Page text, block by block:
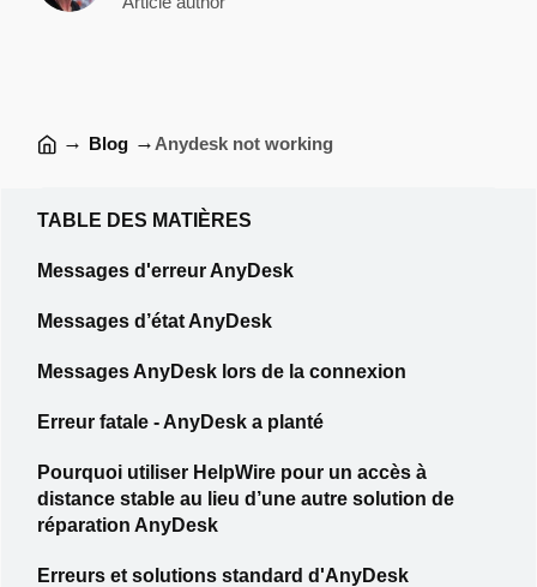
→ Blog → Anydesk not working
TABLE DES MATIÈRES
Messages d'erreur AnyDesk
Messages d’état AnyDesk
Messages AnyDesk lors de la connexion
Erreur fatale - AnyDesk a planté
Pourquoi utiliser HelpWire pour un accès à
distance stable au lieu d’une autre solution de
réparation AnyDesk
Erreurs et solutions standard d'AnyDesk